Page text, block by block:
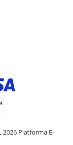
2026 Platforma E-